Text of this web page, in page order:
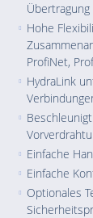
Hohe
ProfiNet,
HydraLink
Einfache
Einfache
Optionales